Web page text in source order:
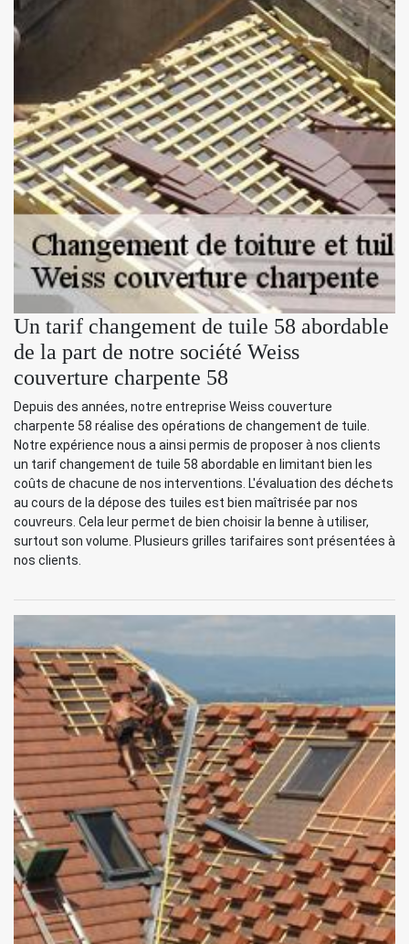
Un tarif changement de tuile 58 abordable
de la part de notre société Weiss
couverture charpente 58
Depuis des années, notre entreprise Weiss couverture
charpente 58 réalise des opérations de changement de tuile.
Notre expérience nous a ainsi permis de proposer à nos clients
un tarif changement de tuile 58 abordable en limitant bien les
coûts de chacune de nos interventions. L'évaluation des déchets
au cours de la dépose des tuiles est bien maîtrisée par nos
couvreurs. Cela leur permet de bien choisir la benne à utiliser,
surtout son volume. Plusieurs grilles tarifaires sont présentées à
nos clients.